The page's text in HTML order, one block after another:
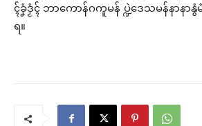
ၚ်ခၞံဒၟံၚ် ဘာကောန်ဂကူမန် ပ္ဍဲဒေသမန်နာနာ
ရ။